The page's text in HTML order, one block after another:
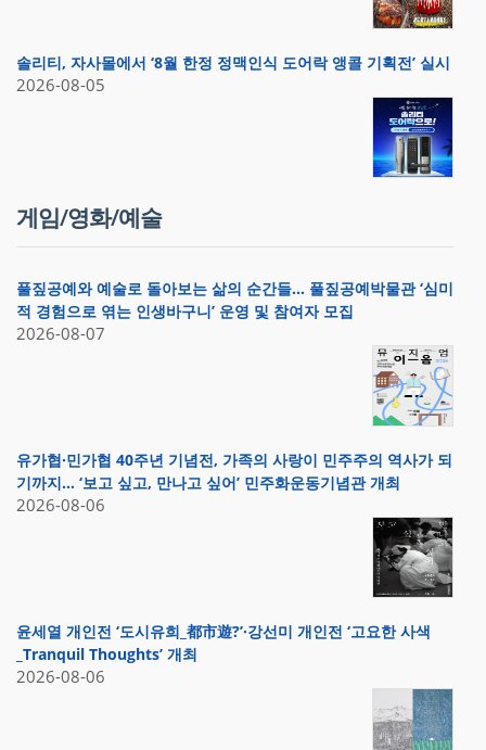
솔리티, 자사몰에서 ‘8월 한정 정맥인식 도어락 앵콜 기획전’ 실시
2026-08-05
게임/영화/예술
풀짚공예와 예술로 돌아보는 삶의 순간들… 풀짚공예박물관 ‘심미
적 경험으로 엮는 인생바구니’ 운영 및 참여자 모집
2026-08-07
유가협·민가협 40주년 기념전, 가족의 사랑이 민주주의 역사가 되
기까지… ‘보고 싶고, 만나고 싶어’ 민주화운동기념관 개최
2026-08-06
윤세열 개인전 ‘도시유희_都市遊?’·강선미 개인전 ‘고요한 사색
_Tranquil Thoughts’ 개최
2026-08-06